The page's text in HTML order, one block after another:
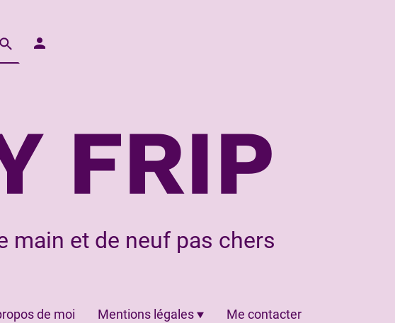
FRIP
main et de neuf pas chers
de moi Mentions légales Me contacter